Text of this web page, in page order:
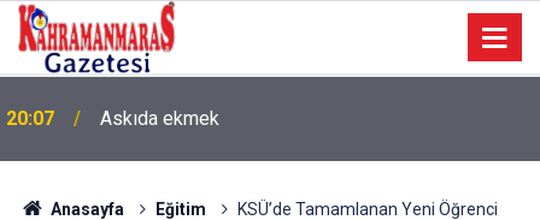
20:07 Askıda ekmek
Anasayfa Eğitim
KSÜ’de Tamamlanan Yeni Öğrenci